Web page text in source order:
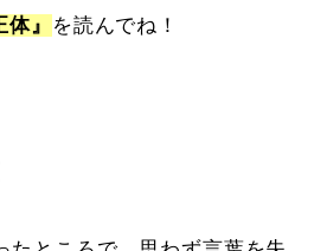
』 を読んでね！